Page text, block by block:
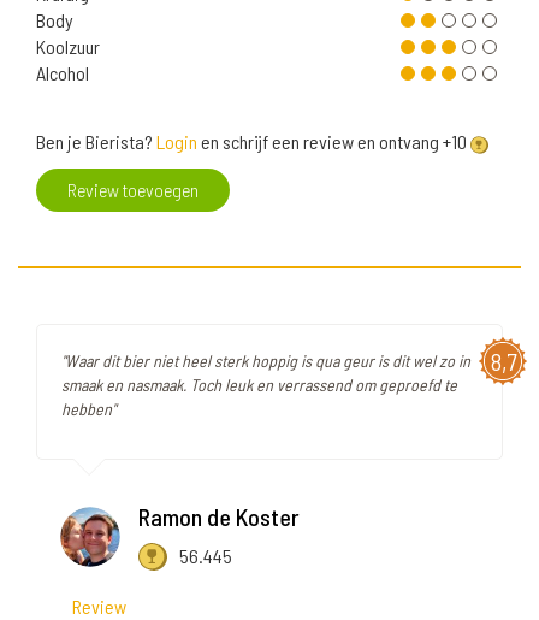
Body
Koolzuur
Alcohol
Ben je Bierista? Login en schrijf een review en ontvang +10
Review toevoegen
8,7
"Waar dit bier niet heel sterk hoppig is qua geur is dit wel zo in
smaak en nasmaak. Toch leuk en verrassend om geproefd te
hebben"
Ramon de Koster
56.445
Review